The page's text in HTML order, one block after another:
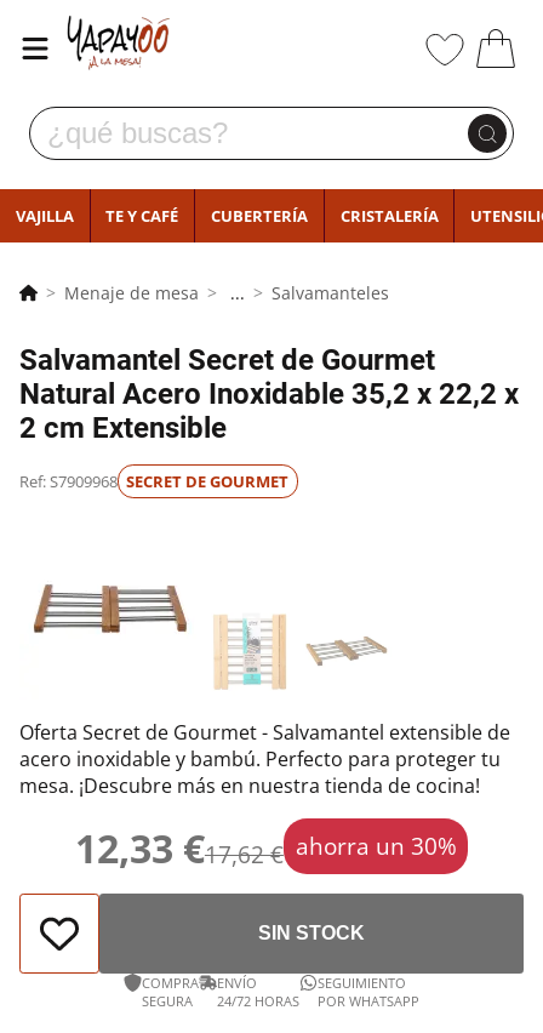
VAJILLA TE Y CAFÉ CUBERTERÍA CRISTALERÍA
Menaje de mesa ... Salvamanteles
Salvamantel Secret de Gourmet
Natural Acero Inoxidable 35,2 x 22,2 x
2 cm Extensible
Ref: S7909968 SECRET DE GOURMET
Oferta Secret de Gourmet - Salvamantel extensible de
acero inoxidable y bambú. Perfecto para proteger tu
mesa. ¡Descubre más en nuestra tienda de cocina!
12,33 €17,62 € ahorra un 30%
SIN STOCK
COMPRA
SEGURA
ENVÍO
24/72 HORAS
SEGUIMIENTO
POR WHATSAPP